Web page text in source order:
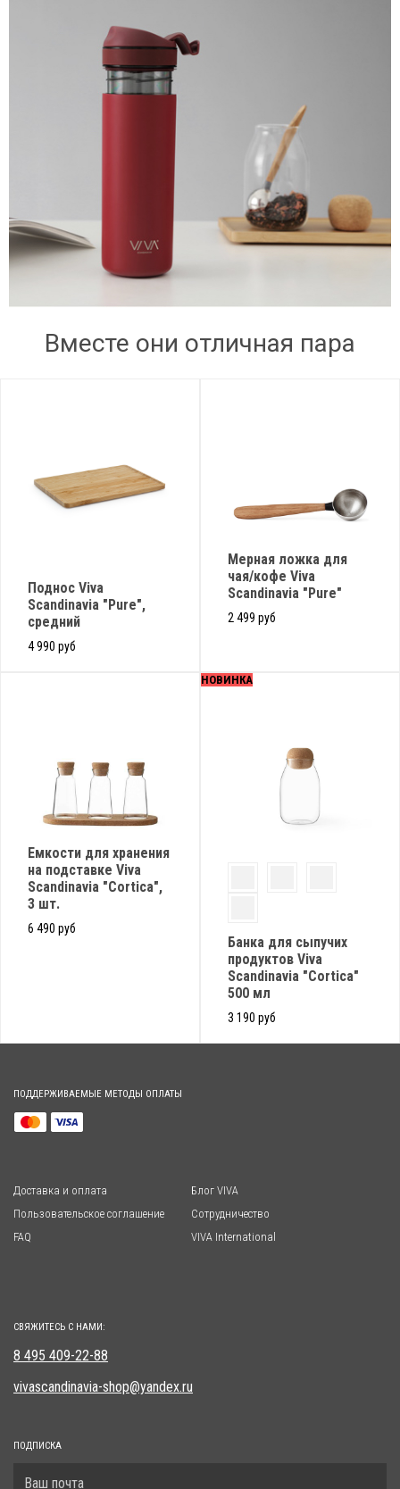
Вместе они отличная пара
Поднос Viva
Scandinavia "Pure",
средний
4 990 руб
Мерная ложка для
чая/кофе Viva
Scandinavia "Pure"
2 499 руб
Емкости для хранения
на подставке Viva
Scandinavia "Cortica",
3 шт.
6 490 руб
НОВИНКА
Банка для сыпучих
продуктов Viva
Scandinavia "Cortica"
500 мл
3 190 руб
ПОДДЕРЖИВАЕМЫЕ МЕТОДЫ ОПЛАТЫ
Доставка и оплата
Пользовательское соглашение
FAQ
Блог VIVA
Сотрудничество
VIVA International
СВЯЖИТЕСЬ С НАМИ:
8 495 409-22-88
vivascandinavia-shop@yandex.ru
ПОДПИСКА